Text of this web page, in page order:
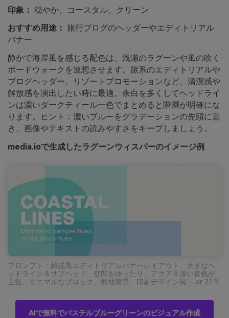
印象： 穏やか、コースタル、クリーン
おすすめ用途： 旅行ブログのヘッダーやエディトリアル
バナー
静かで海岸風を感じる配色は、浅瀬のラグーンや風の吹く
ボードウォークを連想させます。旅系のエディトリアルや
ブログヘッダー、リゾートプロモーションなど、清潔感や
解放感を演出したい時に最適。余白を多くしてヘッドライ
ンは濃いダークティール一色でまとめると階層が明確にな
ります。ヒント：濃いブルーをグラデーションの先頭に置
き、画像やテキストの読みやすさをキープしましょう。
media.ioで生成したラグーンウィスパーのイメージ例
プロンプト：雑誌風エディトリアルバナーレイアウト、大きなヘ
ッドライン＆サブヘッド、空間をゆったり、アクア＆淡い青色が
主役、ミニマルなブロック、無地背景、印刷デザイン風 --ar 21:9
AIで無料でパステルブルーグリーンのビジュアル作成